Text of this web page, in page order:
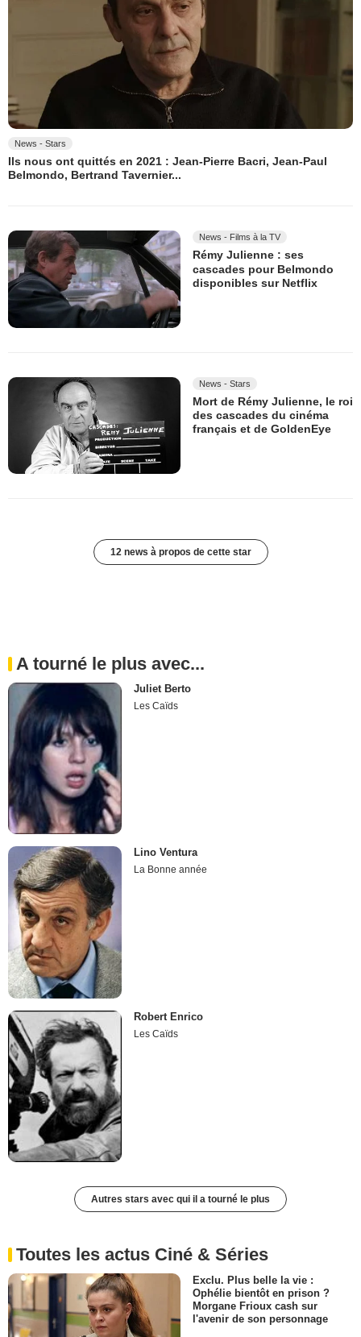
News - Stars
Ils nous ont quittés en 2021 : Jean-Pierre Bacri, Jean-Paul
Belmondo, Bertrand Tavernier...
News - Films à la TV
Rémy Julienne : ses
cascades pour Belmondo
disponibles sur Netflix
News - Stars
Mort de Rémy Julienne, le roi
des cascades du cinéma
français et de GoldenEye
12 news à propos de cette star
A tourné le plus avec...
Juliet Berto
Les Caïds
Lino Ventura
La Bonne année
Robert Enrico
Les Caïds
Autres stars avec qui il a tourné le plus
Toutes les actus Ciné & Séries
Exclu. Plus belle la vie :
Ophélie bientôt en prison ?
Morgane Frioux cash sur
l'avenir de son personnage